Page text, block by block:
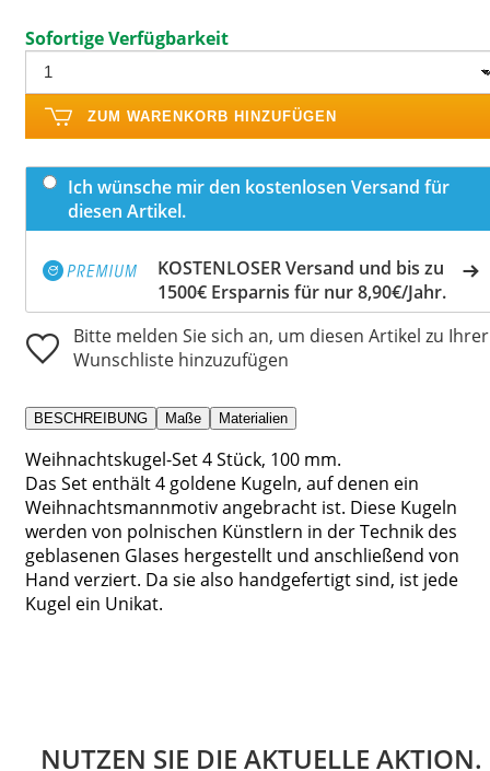
Sofortige Verfügbarkeit
ZUM WARENKORB HINZUFÜGEN
Ich wünsche mir den kostenlosen Versand für
diesen Artikel.
KOSTENLOSER Versand und bis zu
1500€ Ersparnis für nur 8,90€/Jahr.
Bitte melden Sie sich an, um diesen Artikel zu Ihrer
Wunschliste hinzuzufügen
BESCHREIBUNG Maße Materialien
Weihnachtskugel-Set 4 Stück, 100 mm.
Das Set enthält 4 goldene Kugeln, auf denen ein
Weihnachtsmannmotiv angebracht ist. Diese Kugeln
werden von polnischen Künstlern in der Technik des
geblasenen Glases hergestellt und anschließend von
Hand verziert. Da sie also handgefertigt sind, ist jede
Kugel ein Unikat.
NUTZEN SIE DIE AKTUELLE AKTION.